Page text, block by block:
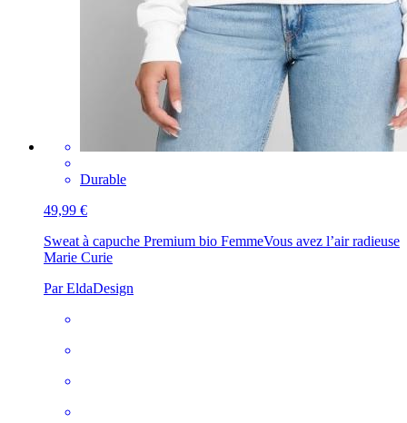
Durable
49,99 €
Sweat à capuche Premium bio FemmeVous avez l’air radieuse
Marie Curie
Par EldaDesign